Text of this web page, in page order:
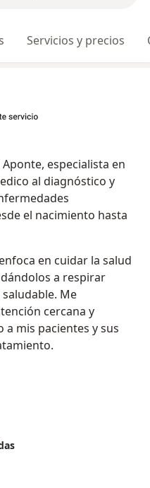
Servicios y precios
especialista en
al diagnóstico y
el nacimiento hasta
en cuidar la salud
a respirar
Me
cercana y
mis pacientes y sus